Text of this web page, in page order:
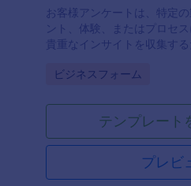
お客様アンケートは、特定
ント、体験、またはプロセ
貴重なインサイトを収集す
Go to Category:
ビジネスフォーム
テンプレート
プレビ